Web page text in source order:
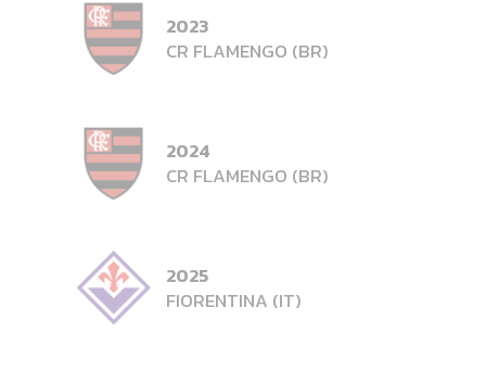
2023
CR FLAMENGO (BR)
2024
CR FLAMENGO (BR)
2025
FIORENTINA (IT)